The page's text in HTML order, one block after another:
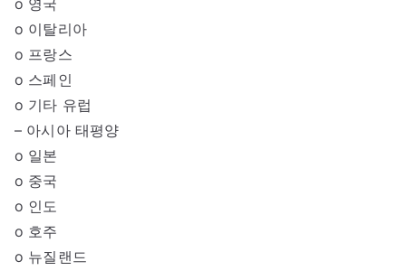
o 이탈리아
o 프랑스
o 스페인
o 기타 유럽
– 아시아 태평양
o 일본
o 중국
o 인도
o 호주
o 뉴질랜드